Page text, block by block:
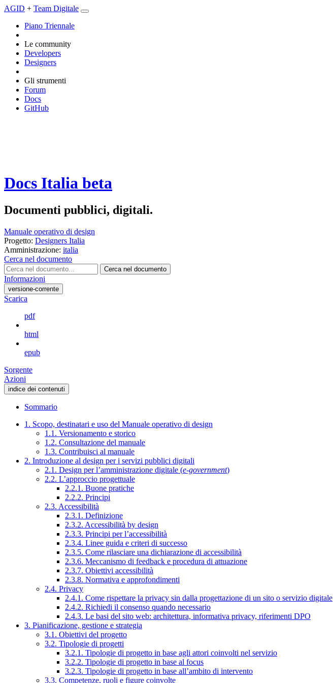
AGID + Team Digitale
Piano Triennale
Le community
Developers
Designers
Gli strumenti
Forum
Docs
GitHub
Docs Italia beta
Documenti pubblici, digitali.
Manuale operativo di design
Progetto: Designers Italia
Amministrazione: italia
Cerca nel documento
Cerca nel documento
Informazioni
versione-corrente
Scarica
pdf
html
epub
Sorgente
Azioni
indice dei contenuti
Sommario
1. Scopo, destinatari e uso del Manuale operativo di design
1.1. Versionamento e storico
1.2. Consultazione del manuale
1.3. Contribuisci al manuale
2. Introduzione al design per i servizi pubblici digitali
2.1. Design per l’amministrazione digitale (e-government)
2.2. L’approccio progettuale
2.2.1. Buone pratiche
2.2.2. Principi
2.3. Accessibilità
2.3.1. Definizione
2.3.2. Accessibilità by design
2.3.3. Principi per l’accessibilità
2.3.4. Linee guida e criteri di successo
2.3.5. Come rilasciare una dichiarazione di accessibilità
2.3.6. Meccanismo di feedback e procedura di attuazione
2.3.7. Obiettivi accessibilità
2.3.8. Normativa e approfondimenti
2.4. Privacy
2.4.1. Come rispettare la privacy sin dalla progettazione di un sito o servizio digitale
2.4.2. Richiedi il consenso quando necessario
2.4.3. Le basi del sito web: architettura, informativa privacy, riferimenti DPO
3. Pianificazione, gestione e strategia
3.1. Obiettivi del progetto
3.2. Tipologie di progetti
3.2.1. Tipologie di progetto in base agli attori coinvolti nel servizio
3.2.2. Tipologie di progetto in base al focus
3.2.3. Tipologie di progetto in base all’ambito di intervento
3.3. Competenze, ruoli e figure coinvolte